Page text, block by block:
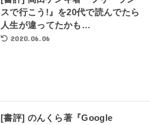
スで行こう!』を20代で読んでたら
人生が違ってたかも…
2020.06.06
[書評] のんくら著『Google